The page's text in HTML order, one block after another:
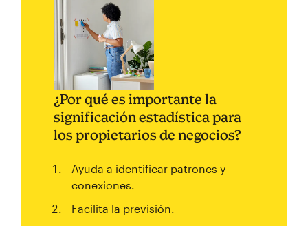
¿Por qué es importante la
significación estadística para
los propietarios de negocios?
Ayuda a identificar patrones y
conexiones.
Facilita la previsión.